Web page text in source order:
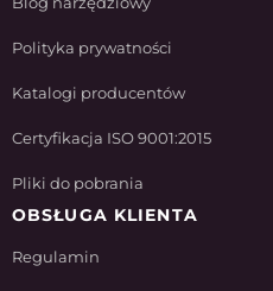
Polityka prywatności
Katalogi producentów
Certyfikacja ISO 9001:2015
Pliki do pobrania
OBSŁUGA KLIENTA
Regulamin